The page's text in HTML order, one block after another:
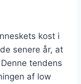
kost i
senere år, at
tendens
af low